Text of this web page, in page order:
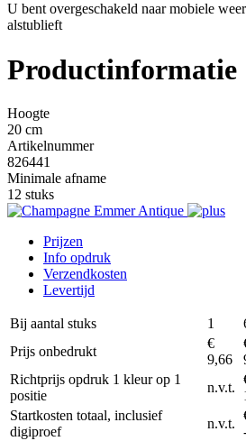
U bent overgeschakeld naar mobiele
alstublieft
Productinformatie
Hoogte
20 cm
Artikelnummer
826441
Minimale afname
12 stuks
Prijzen
Info opdruk
Verzendkosten
Levertijd
Bij aantal stuks 1
Prijs onbedrukt
€
9,66
Richtprijs opdruk 1 kleur op 1
positie
n.v.t.
Startkosten totaal, inclusief
digiproef
n.v.t.